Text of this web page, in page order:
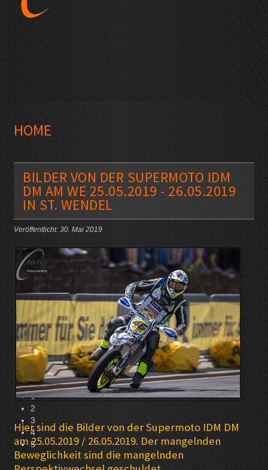
Willkommen bei RD Foto: Fotos und Mehr.....
0
1
2
3
4
5
HOME
BILDER VON DER SUPERMOTO IDM
DM AM WE 25.05.2019 - 26.05.2019
IN ST. WENDEL
Veröffentlicht: 30. Mai 2019
Hier sind die Bilder von der Supermoto IDM DM
am 25.05.2019 / 26.05.2019. Der mangelnden
Beweglichkeit sind die mangelnden